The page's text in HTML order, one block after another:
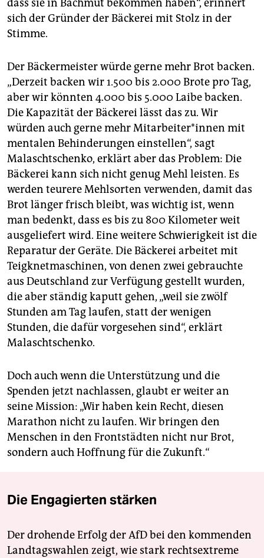
dass sie in Bachmut bekommen haben“, erinnert
sich der Gründer der Bäckerei mit Stolz in der
Stimme.
Der Bäckermeister würde gerne mehr Brot backen.
„Derzeit backen wir 1.500 bis 2.000 Brote pro Tag,
aber wir könnten 4.000 bis 5.000 Laibe backen.
Die Kapazität der Bäckerei lässt das zu. Wir
würden auch gerne mehr Mit­ar­bei­te­r*in­nen mit
mentalen Behinderungen einstellen“, sagt
Malaschtschenko, erklärt aber das Problem: Die
Bäckerei kann sich nicht genug Mehl leisten. Es
werden teurere Mehlsorten verwenden, damit das
Brot länger frisch bleibt, was wichtig ist, wenn
man bedenkt, dass es bis zu 800 Kilometer weit
ausgeliefert wird. Eine weitere Schwierigkeit ist die
Reparatur der Geräte. Die Bäckerei arbeitet mit
Teigknetmaschinen, von denen zwei gebrauchte
aus Deutschland zur Verfügung gestellt wurden,
die aber ständig kaputt gehen, „weil sie zwölf
Stunden am Tag laufen, statt der wenigen
Stunden, die dafür vorgesehen sind“, erklärt
Malaschtschenko.
Doch auch wenn die Unterstützung und die
Spenden jetzt nachlassen, glaubt er weiter an
seine Mission: „Wir haben kein Recht, diesen
Marathon nicht zu laufen. Wir bringen den
Menschen in den Frontstädten nicht nur Brot,
sondern auch Hoffnung für die Zukunft.“
Die Engagierten stärken
Der drohende Erfolg der AfD bei den kommenden
Landtagswahlen zeigt, wie stark rechtsextreme